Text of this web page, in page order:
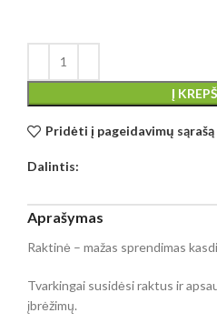
Į
Pridėti į pageidavimų sąrašą
Dalintis:
Aprašymas
Raktinė – mažas sprendimas
Tvarkingai susidėsi raktus ir
įbrėžimų.